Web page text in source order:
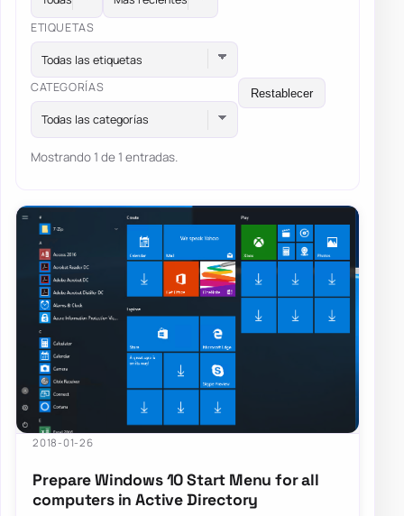
ETIQUETAS
Todas las etiquetas
CATEGORÍAS
Todas las categorías
Restablecer
Mostrando 1 de 1 entradas.
2018-01-26
Prepare Windows 10 Start Menu for all
computers in Active Directory